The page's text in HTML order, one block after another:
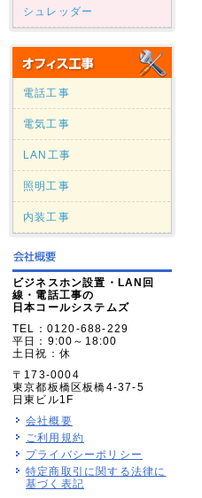
シュレッダー
電話工事
電気工事
LAN工事
照明工事
内装工事
ビジネスホン設置・LAN回
線・電話工事の
日本コールシステムズ
TEL：0120-688-229
平日：9:00～18:00
土日祝：休
〒173-0004
東京都板橋区板橋4-37-5
日東ビル1F
会社概要
ご利用規約
プライバシーポリシー
特定商取引に関する法律に
基づく表記